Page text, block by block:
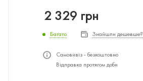
2 329 грн
Багато Знайшли дешевше?
Самовивіз - безкоштовно
Відправка протягом доби